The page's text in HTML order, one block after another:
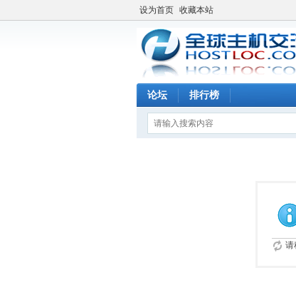
设为首页 收藏本站
论坛 排行榜
请